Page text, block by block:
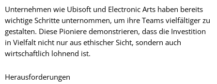
Unternehmen wie Ubisoft und Electronic Arts haben bereits
wichtige Schritte unternommen, um ihre Teams vielfältiger zu
gestalten. Diese Pioniere demonstrieren, dass die Investition
in Vielfalt nicht nur aus ethischer Sicht, sondern auch
wirtschaftlich lohnend ist.
Herausforderungen